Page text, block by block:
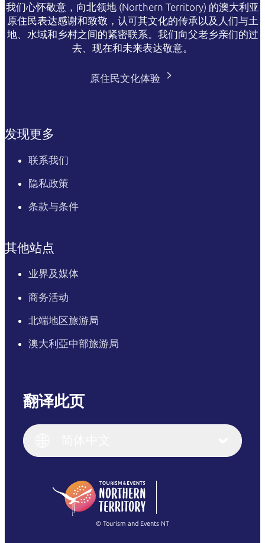
我们心怀敬意，向北领地 (Northern Territory) 的澳大利亚
原住民表达感谢和致敬，认可其文化的传承以及人们与土
地、水域和乡村之间的紧密联系。我们向父老乡亲们的过
去、现在和未来表达敬意。
原住民文化体验
发现更多
联系我们
隐私政策
条款与条件
其他站点
业界及媒体
商务活动
北端地区旅游局
澳大利亞中部旅游局
翻译此页
English (US)
English
(Singapore)
Français
繁體中文
© Tourism and Events NT